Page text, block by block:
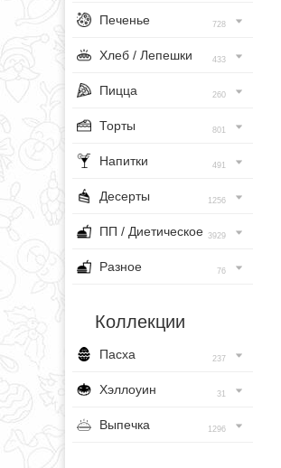
Печенье 728
Хлеб / Лепешки 433
Пицца 260
Торты 801
Напитки 491
Десерты 1256
ПП / Диетическое 3929
Разное 76
Коллекции
Пасха 237
Хэллоуин 31
Выпечка 1296